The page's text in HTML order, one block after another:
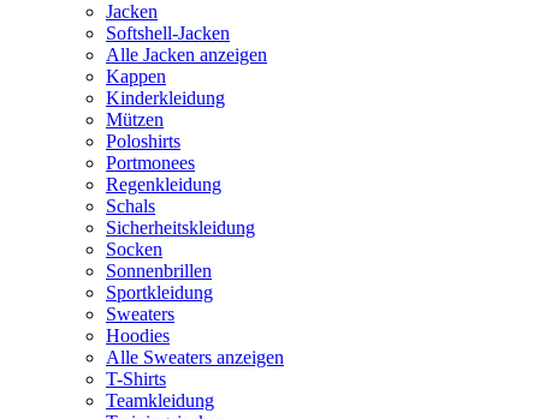
Jacken
Softshell-Jacken
Alle Jacken anzeigen
Kappen
Kinderkleidung
Mützen
Poloshirts
Portmonees
Regenkleidung
Schals
Sicherheitskleidung
Socken
Sonnenbrillen
Sportkleidung
Sweaters
Hoodies
Alle Sweaters anzeigen
T-Shirts
Teamkleidung